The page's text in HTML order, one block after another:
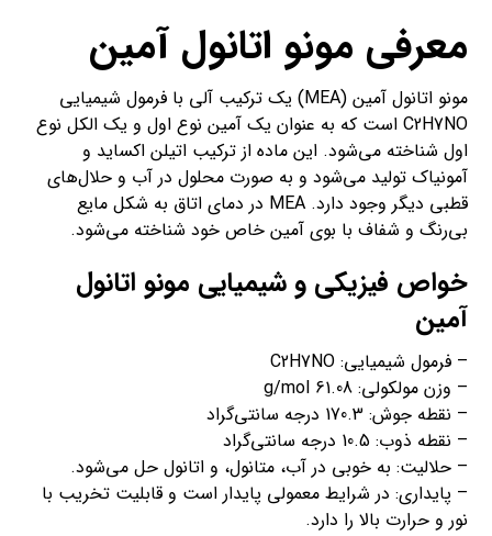
معرفی مونو اتانول آمین
مونو اتانول آمین (MEA) یک ترکیب آلی با فرمول شیمیایی
C2H7NO است که به عنوان یک آمین نوع اول و یک الکل نوع
اول شناخته می‌شود. این ماده از ترکیب اتیلن اکساید و
آمونیاک تولید می‌شود و به صورت محلول در آب و حلال‌های
قطبی دیگر وجود دارد. MEA در دمای اتاق به شکل مایع
بی‌رنگ و شفاف با بوی آمین خاص خود شناخته می‌شود.
خواص فیزیکی و شیمیایی مونو اتانول
آمین
– فرمول شیمیایی: C2H7NO
– وزن مولکولی: 61.08 g/mol
– نقطه جوش: 170.3 درجه سانتی‌گراد
– نقطه ذوب: 10.5 درجه سانتی‌گراد
– حلالیت: به خوبی در آب، متانول، و اتانول حل می‌شود.
– پایداری: در شرایط معمولی پایدار است و قابلیت تخریب با
نور و حرارت بالا را دارد.